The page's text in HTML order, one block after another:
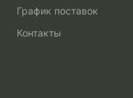
График поставок
Контакты